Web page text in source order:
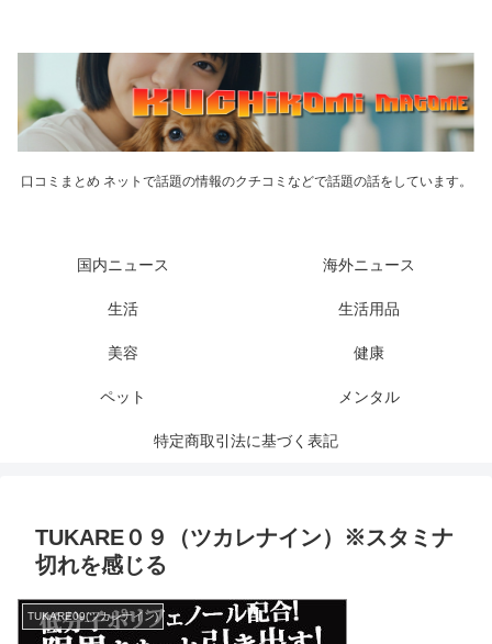
口コミまとめ ネットで話題の情報のクチコミなどで話題の話をしています。
国内ニュース 海外ニュース
生活 生活用品
美容 健康
ペット メンタル
特定商取引法に基づく表記
TUKARE０９（ツカレナイン）※スタミナ
切れを感じる
TUKARE09(ツカレナイン)